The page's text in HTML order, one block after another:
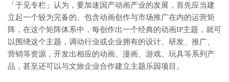
「于见专栏」认为，要加速国产动画产业的发展，首先应当建
立起一个较为完备的、包含动画创作与市场推广在内的运营矩
阵，在这个矩阵体系中，每创作出一个经典的动画IP主题，就可
以围绕这个主题，调动行业或企业拥有的设计、研发、推广、
营销等资源，开发出相应的动画、漫画、游戏、玩具等系列产
品，甚至还可以与文旅企业合作建立主题乐园项目。